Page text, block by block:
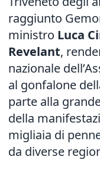
raggiunto
ministro Luca
Revelant,
nazionale
al gonfalone
parte alla
della
migliaia di
da diverse